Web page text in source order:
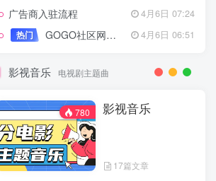
广告商入驻流程
4月6日 07:24
热门
GOGO社区网站搭建(自助服务) 4月6日 06:51
影视音乐 电视剧主题曲
780 影视音乐
17篇文章
新客认证优惠 特惠
11月1日 18:50
独家
GOGO社区官方成员认证
GOGO社区–优质作者认证
广告商入驻流程
4月6日 07:24